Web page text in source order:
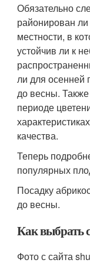
Обязательно
районирован
местности, в
устойчив ли к
ли для осенней
до весны.
периоде
качества.
Теперь
популярных
Посадку
до весны.
Как выбрать
Фото с сайта